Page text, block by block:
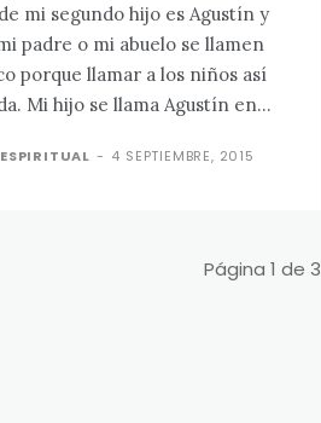
mi segundo hijo es Agustín y
padre o mi abuelo se llamen
porque llamar a los niños así
Mi hijo se llama Agustín en...
- 4 SEPTIEMBRE, 2015
Página 1 de 3